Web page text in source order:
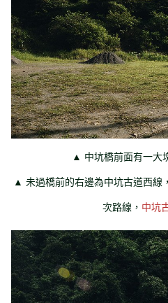
▲ 中坑橋前面有一大
▲ 未過橋前的右邊為中坑古道西線
次路線， 中坑